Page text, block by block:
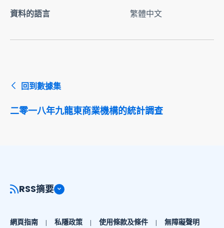
資料的語言
繁體中文
回到數據集
二零一八年九龍東商業機構的統計調查
RSS摘要
網頁指南 私隱政策 使用條款及條件 無障礙聲明